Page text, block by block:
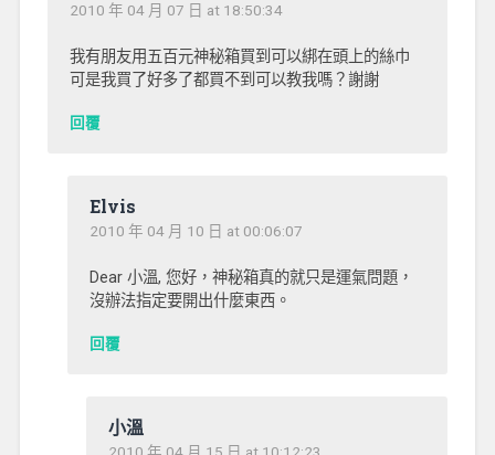
2010 年 04 月 07 日 at 18:50:34
我有朋友用五百元神秘箱買到可以綁在頭上的絲巾
可是我買了好多了都買不到可以教我嗎？謝謝
回覆
Elvis
2010 年 04 月 10 日 at 00:06:07
Dear 小溫, 您好，神秘箱真的就只是運氣問題，
沒辦法指定要開出什麼東西。
回覆
小溫